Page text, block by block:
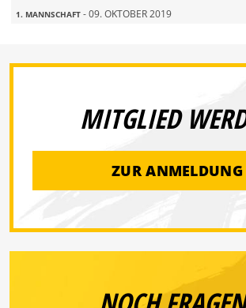
1. MANNSCHAFT - 09. OKTOBER 2019
MITGLIED
ZUR ANMELDUNG